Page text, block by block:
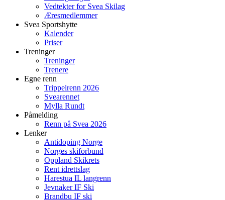
Vedtekter for Svea Skilag
Æresmedlemmer
Svea Sportshytte
Kalender
Priser
Treninger
Treninger
Trenere
Egne renn
Trippelrenn 2026
Svearennet
Mylla Rundt
Påmelding
Renn på Svea 2026
Lenker
Antidoping Norge
Norges skiforbund
Oppland Skikrets
Rent idrettslag
Harestua IL langrenn
Jevnaker IF Ski
Brandbu IF ski